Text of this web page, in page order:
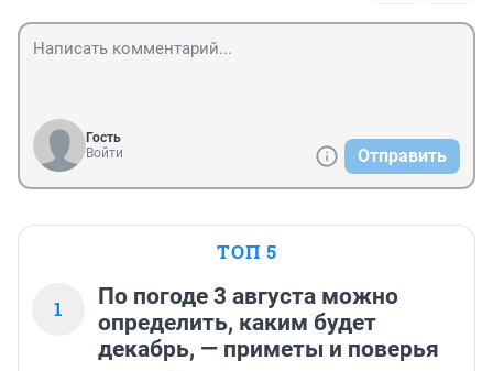
Гость
Войти
Отправить
ТОП 5
1
По погоде 3 августа можно
определить, каким будет
декабрь, — приметы и поверья